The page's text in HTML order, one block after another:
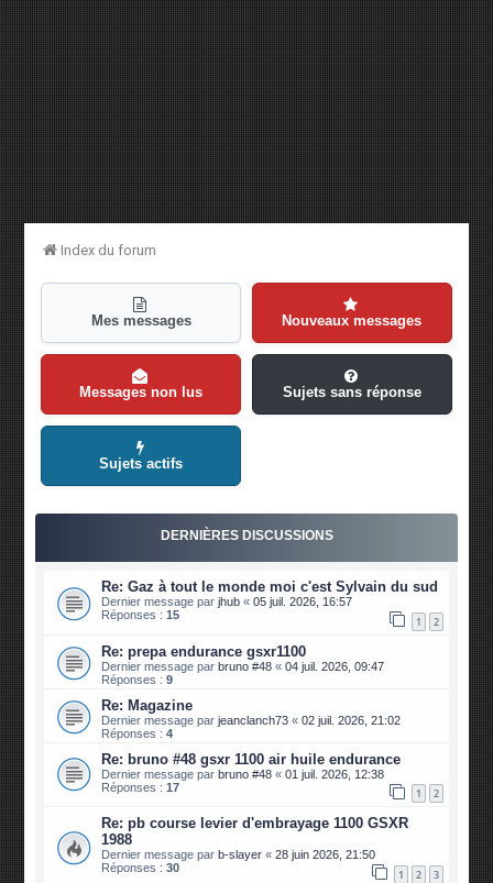
Index du forum
Mes messages Nouveaux messages
Messages non lus Sujets sans réponse
Sujets actifs
DERNIÈRES DISCUSSIONS
Re: Gaz à tout le monde moi c'est Sylvain du sud
Dernier message parjhub «05 juil. 2026, 16:57
Réponses :15 1 2
Re: prepa endurance gsxr1100
Dernier message parbruno #48 «04 juil. 2026, 09:47
Réponses :9
Re: Magazine
Dernier message parjeanclanch73 «02 juil. 2026, 21:02
Réponses :4
Re: bruno #48 gsxr 1100 air huile endurance
Dernier message parbruno #48 «01 juil. 2026, 12:38
Réponses :17 1 2
Re: pb course levier d'embrayage 1100 GSXR
1988
Dernier message par b-slayer «28 juin 2026, 21:50
Réponses :30 1 2 3